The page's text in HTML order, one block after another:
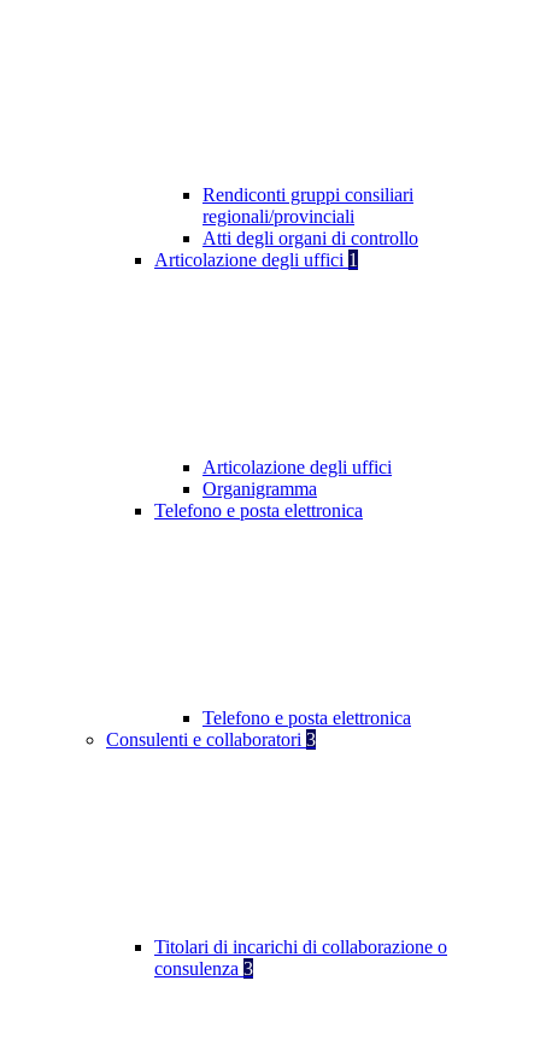
Rendiconti gruppi consiliari
regionali/provinciali
Atti degli organi di controllo
Articolazione degli uffici 1
Articolazione degli uffici
Organigramma
Telefono e posta elettronica
Telefono e posta elettronica
Consulenti e collaboratori 3
Titolari di incarichi di collaborazione o
consulenza 3